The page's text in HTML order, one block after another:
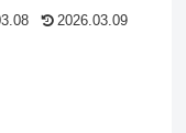
2026.03.09